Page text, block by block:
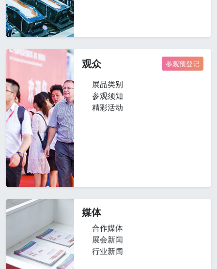
观众 参观预登记
展品类别
参观须知
精彩活动
媒体
合作媒体
展会新闻
行业新闻